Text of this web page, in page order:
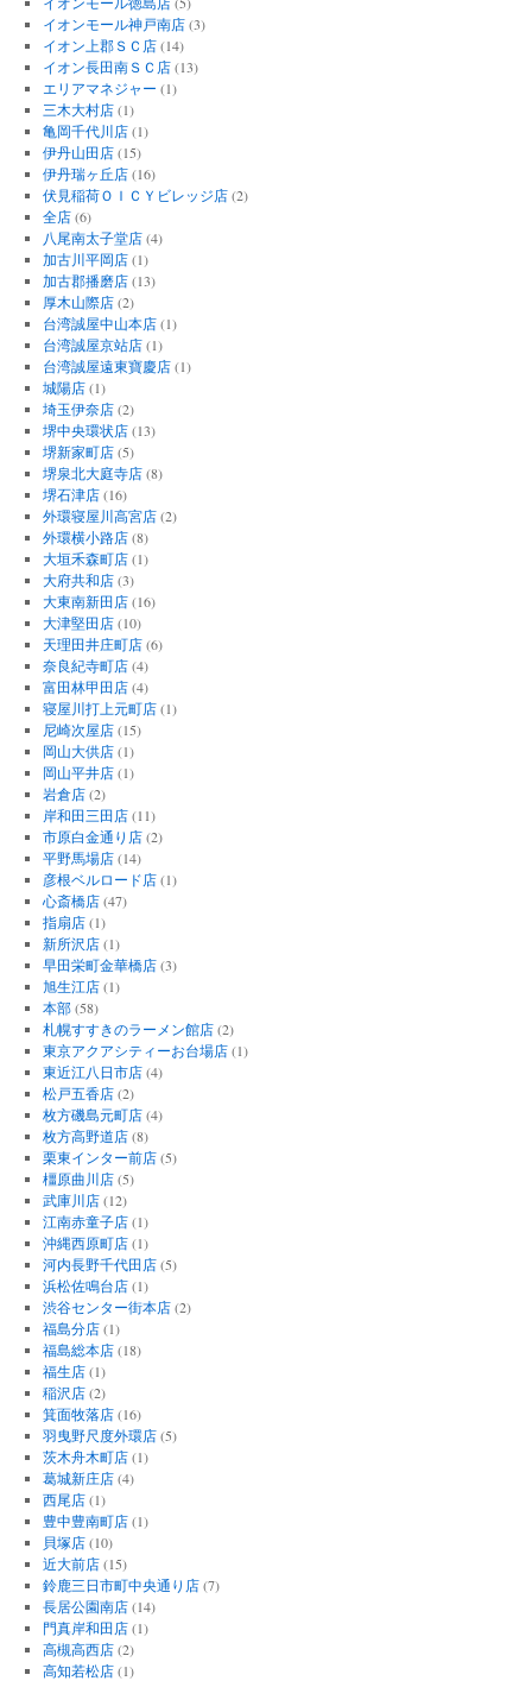
イオンモール神戸南店(3)
イオン上郡ＳＣ店(14)
イオン長田南ＳＣ店(13)
エリアマネジャー (1)
三木大村店(1)
亀岡千代川店(1)
伊丹山田店(15)
伊丹瑞ヶ丘店(16)
伏見稲荷ＯＩＣＹビレッジ店(2)
全店(6)
八尾南太子堂店(4)
加古川平岡店(1)
加古郡播磨店(13)
厚木山際店(2)
台湾誠屋中山本店(1)
台湾誠屋京站店(1)
台湾誠屋遠東寶慶店(1)
城陽店(1)
埼玉伊奈店(2)
堺中央環状店(13)
堺新家町店(5)
堺泉北大庭寺店(8)
堺石津店(16)
外環寝屋川高宮店(2)
外環横小路店(8)
大垣禾森町店(1)
大府共和店(3)
大東南新田店(16)
大津堅田店(10)
天理田井庄町店(6)
奈良紀寺町店(4)
富田林甲田店(4)
寝屋川打上元町店(1)
尼崎次屋店(15)
岡山大供店(1)
岡山平井店(1)
岩倉店(2)
岸和田三田店(11)
市原白金通り店(2)
平野馬場店(14)
彦根ベルロード店(1)
心斎橋店(47)
指扇店(1)
新所沢店(1)
早田栄町金華橋店(3)
旭生江店(1)
本部(58)
札幌すすきのラーメン館店(2)
東京アクアシティーお台場店(1)
東近江八日市店(4)
松戸五香店(2)
枚方磯島元町店(4)
枚方高野道店(8)
栗東インター前店(5)
橿原曲川店(5)
武庫川店(12)
江南赤童子店(1)
沖縄西原町店(1)
河内長野千代田店(5)
浜松佐鳴台店(1)
渋谷センター街本店(2)
福島分店(1)
福島総本店(18)
福生店(1)
稲沢店(2)
箕面牧落店(16)
羽曳野尺度外環店(5)
茨木舟木町店(1)
葛城新庄店(4)
西尾店(1)
豊中豊南町店(1)
貝塚店(10)
近大前店(15)
鈴鹿三日市町中央通り店(7)
長居公園南店(14)
門真岸和田店(1)
高槻高西店(2)
高知若松店(1)